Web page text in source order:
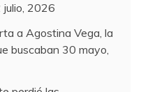
julio, 2026
a Agostina Vega, la
buscaban 30 mayo,